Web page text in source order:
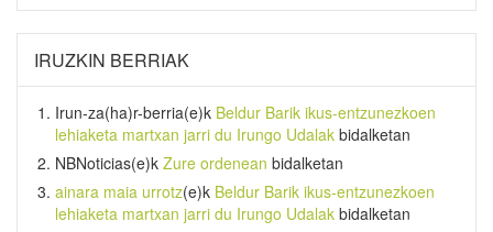
IRUZKIN BERRIAK
Irun-za(ha)r-berria(e)k Beldur Barik ikus-entzunezkoen
lehiaketa martxan jarri du Irungo Udalak bidalketan
NBNoticias(e)k Zure ordenean bidalketan
ainara maia urrotz(e)k Beldur Barik ikus-entzunezkoen
lehiaketa martxan jarri du Irungo Udalak bidalketan